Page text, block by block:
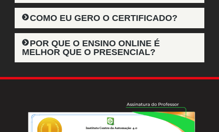
COMO EU GERO O CERTIFICADO?
POR QUE O ENSINO ONLINE É
MELHOR QUE O PRESENCIAL?